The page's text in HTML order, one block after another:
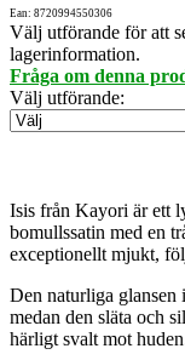
Ean: 8720994550306
Välj utförande för att
lagerinformation.
Fråga om denna
Välj utförande:
Isis från Kayori är ett
bomullssatin med en
exceptionellt mjukt,
Den naturliga glansen
medan den släta och
härligt svalt mot